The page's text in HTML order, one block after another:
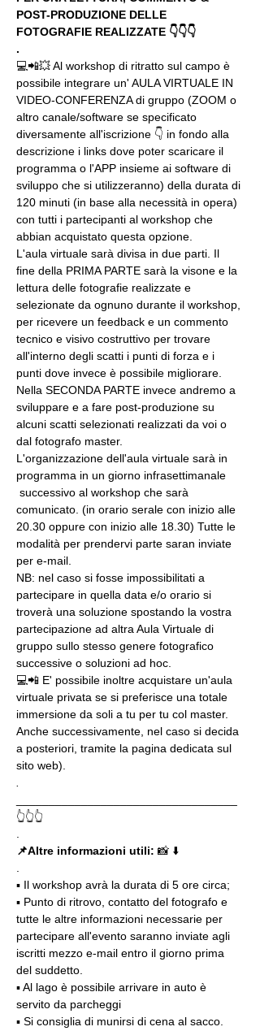
POST-PRODUZIONE DELLE
FOTOGRAFIE REALIZZATE 👇👇👇
.
💻📲💥 Al workshop di ritratto sul campo è
possibile integrare un' AULA VIRTUALE IN
VIDEO-CONFERENZA di gruppo (ZOOM o
altro canale/software se specificato
diversamente all'iscrizione 👇 in fondo alla
descrizione i links dove poter scaricare il
programma o l'APP insieme ai software di
sviluppo che si utilizzeranno) della durata di
120 minuti (in base alla necessità in opera)
con tutti i partecipanti al workshop che
abbian acquistato questa opzione.
L'aula virtuale sarà divisa in due parti. Il
fine della PRIMA PARTE sarà la visone e la
lettura delle fotografie realizzate e
selezionate da ognuno durante il workshop,
per ricevere un feedback e un commento
tecnico e visivo costruttivo per trovare
all'interno degli scatti i punti di forza e i
punti dove invece è possibile migliorare.
Nella SECONDA PARTE invece andremo a
sviluppare e a fare post-produzione su
alcuni scatti selezionati realizzati da voi o
dal fotografo master.
L'organizzazione dell'aula virtuale sarà in
programma in un giorno infrasettimanale
successivo al workshop che sarà
comunicato. (in orario serale con inizio alle
20.30 oppure con inizio alle 18.30) Tutte le
modalità per prendervi parte saran inviate
per e-mail.
NB: nel caso si fosse impossibilitati a
partecipare in quella data e/o orario si
troverà una soluzione spostando la vostra
partecipazione ad altra Aula Virtuale di
gruppo sullo stesso genere fotografico
successive o soluzioni ad hoc.
💻📲 E' possibile inoltre acquistare un'aula
virtuale privata se si preferisce una totale
immersione da soli a tu per tu col master.
Anche successivamente, nel caso si decida
a posteriori, tramite la pagina dedicata sul
sito web).
👆👆👆
📌Altre informazioni utili: 📸 ⬇️
▪️ Il workshop avrà la durata di 5 ore circa;
▪️ Punto di ritrovo, contatto del fotografo e
tutte le altre informazioni necessarie per
partecipare all'evento saranno inviate agli
iscritti mezzo e-mail entro il giorno prima
del suddetto.
▪️ Al lago è possibile arrivare in auto è
servito da parcheggi
▪️ Si consiglia di munirsi di cena al sacco.